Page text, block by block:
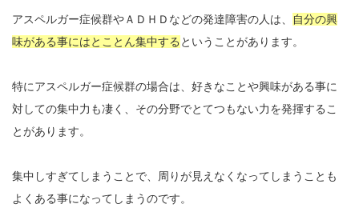
アスペルガー症候群やＡＤＨＤなどの発達障害の人は、
自分の興
味がある事にはとことん集中する ということがあります。
特にアスペルガー症候群の場合は、好きなことや興味がある事に
対しての集中力も凄く、その分野でとてつもない力を発揮するこ
とがあります。
集中しすぎてしまうことで、周りが見えなくなってしまうことも
よくある事になってしまうのです。